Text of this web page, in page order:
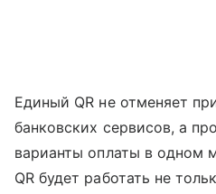
Единый QR не отменяет
банковских сервисов, а
варианты оплаты в одном
QR будет работать не